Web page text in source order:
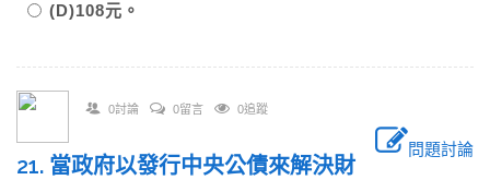
(D)108元。
0討論 0留言 0追蹤
問題討論
21. 當政府以發行中央公債來解決財